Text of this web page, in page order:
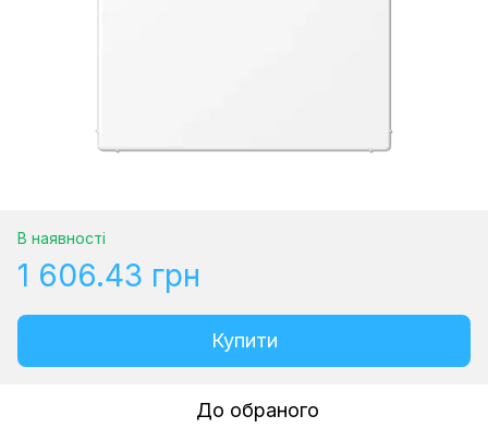
В наявності
1 606.43 грн
Купити
До обраного